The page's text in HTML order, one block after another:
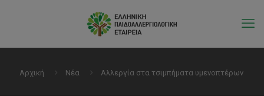
Αρχική Νέα Αλλεργία στα τσιμπήματα υμενοπτέρων